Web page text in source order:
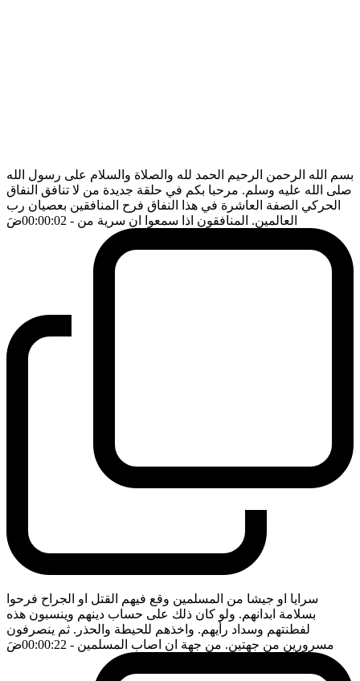
بسم الله الرحمن الرحيم الحمد لله والصلاة والسلام على رسول الله
صلى الله عليه وسلم. مرحبا بكم في حلقة جديدة من لا تنافق النفاق
الحركي الصفة العاشرة في هذا النفاق فرح المنافقين بعصيان رب
العالمين. المنافقون اذا سمعوا ان سرية من - 00:00:02 ضَ
سرايا او جيشا من المسلمين وقع فيهم القتل او الجراح فرحوا
بسلامة ابدانهم. ولو كان ذلك على حساب دينهم وينسبون هذه
لفطنتهم وسداد رأيهم. واخذهم للحيطة والحذر. ثم ينصرفون
مسرورين من جهتين. من جهة ان اصاب المسلمين - 00:00:22 ضَ